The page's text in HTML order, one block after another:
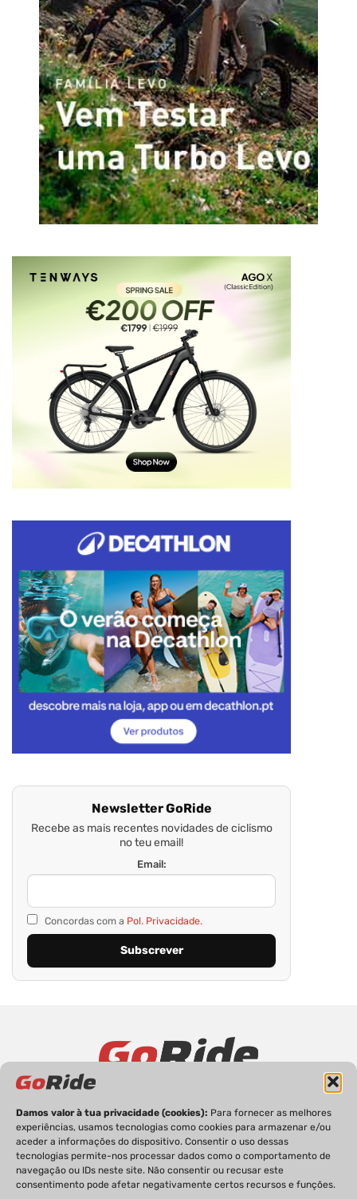
Damos valor à tua privacidade (cookies): Para fornecer as melhores
experiências, usamos tecnologias como cookies para armazenar e/ou
aceder a informações do dispositivo. Consentir o uso dessas
tecnologias permite-nos processar dados como o comportamento de
navegação ou IDs neste site. Não consentir ou recusar este
consentimento pode afetar negativamente certos recursos e funções.
Newsletter GoRide
Recebe as mais recentes novidades de ciclismo
no teu email!
Email:
Concordas com a Pol. Privacidade.
POLÍTICA DE COOKIES
CONTACTOS